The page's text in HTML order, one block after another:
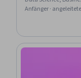
Anfänger ·